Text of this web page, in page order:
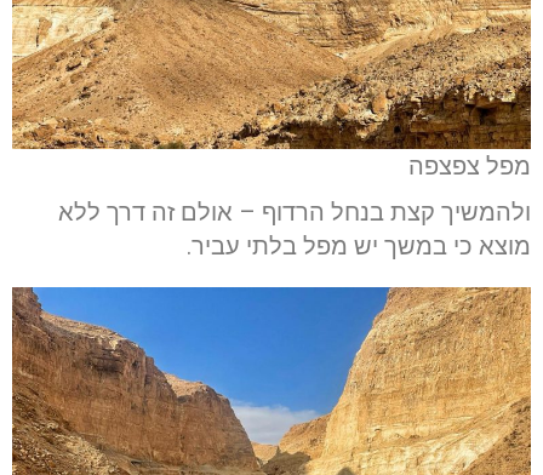
מפל צפצפה
ולהמשיך קצת בנחל הרדוף – אולם זה דרך ללא
מוצא כי במשך יש מפל בלתי עביר.